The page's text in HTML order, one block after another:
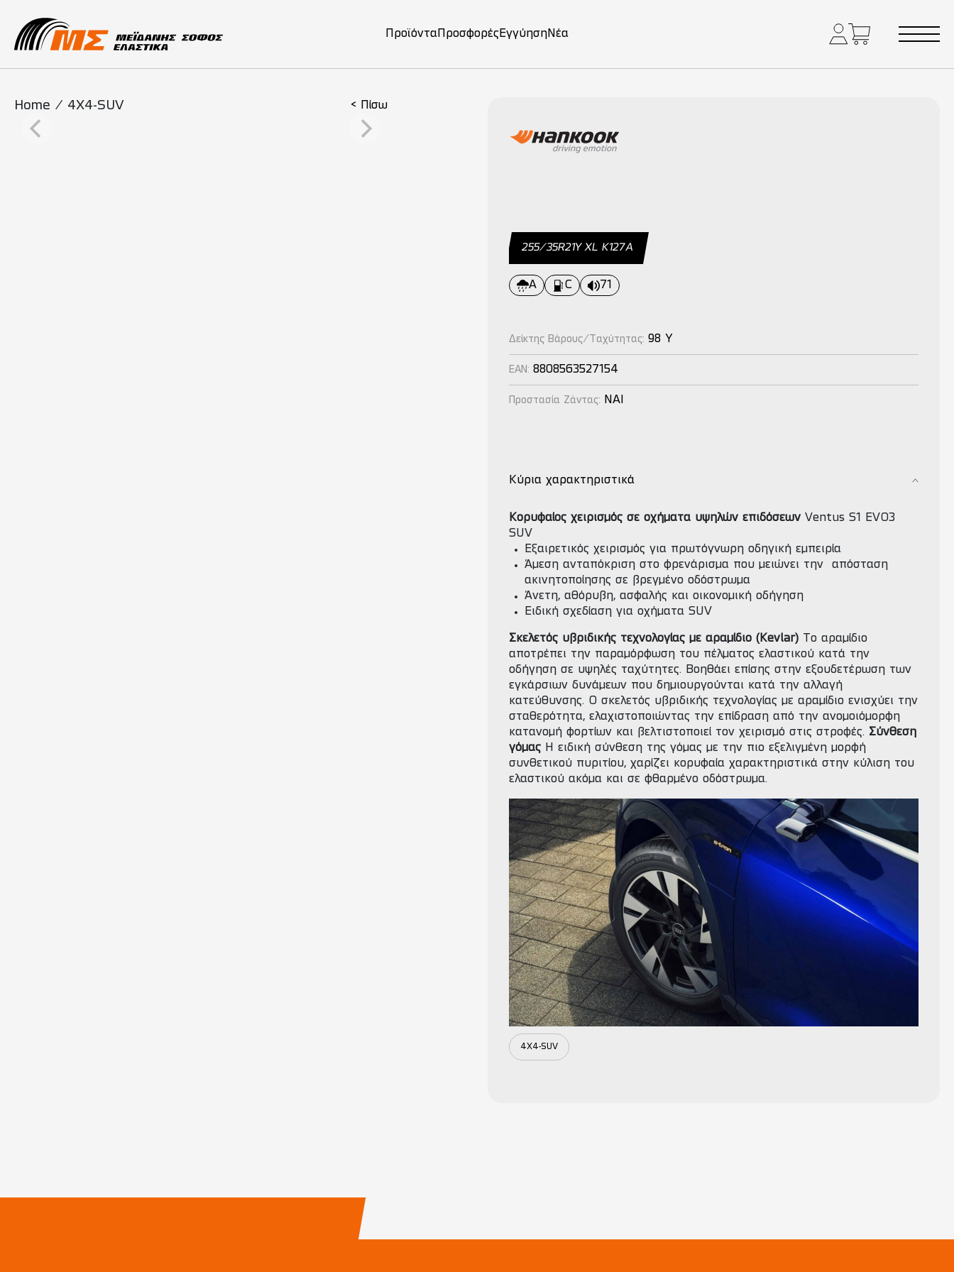
Main Navigation
Προϊόντα Προσφορές Εγγύηση Νέα
Home / 4X4-SUV < Πίσω
255/35R21Y ΧL Κ127Α
A C 71
Δείκτης Βάρους/Ταχύτητας: 98 Y
EAN: 8808563527154
Προστασία Ζάντας: NAI
Κύρια χαρακτηριστικά
Κορυφαίος χειρισμός σε οχήματα υψηλών επιδόσεωνVentus S1 EVO3
SUV
Εξαιρετικός χειρισμός για πρωτόγνωρη οδηγική εμπειρία
Άμεση ανταπόκριση στο φρενάρισμα που μειώνει την απόσταση
ακινητοποίησης σε βρεγμένο οδόστρωμα
Άνετη, αθόρυβη, ασφαλής και οικονομική οδήγηση
Ειδική σχεδίαση για οχήματα SUV
Σκελετός υβριδικής τεχνολογίας με αραμίδιο (Kevlar)Το αραμίδιο
αποτρέπει την παραμόρφωση του πέλματος ελαστικού κατά την
οδήγηση σε υψηλές ταχύτητες. Βοηθάει επίσης στην εξουδετέρωση των
εγκάρσιων δυνάμεων που δημιουργούνται κατά την αλλαγή
κατεύθυνσης. Ο σκελετός υβριδικής τεχνολογίας με αραμίδιο ενισχύει την
σταθερότητα, ελαχιστοποιώντας την επίδραση από την ανομοιόμορφη
κατανομή φορτίων και βελτιστοποιεί τον χειρισμό στις στροφές. Σύνθεση
γόμαςΗ ειδική σύνθεση της γόμας με την πιο εξελιγμένη μορφή
συνθετικού πυριτίου, χαρίζει κορυφαία χαρακτηριστικά στην κύλιση του
ελαστικού ακόμα και σε φθαρμένο οδόστρωμα.
4X4-SUV